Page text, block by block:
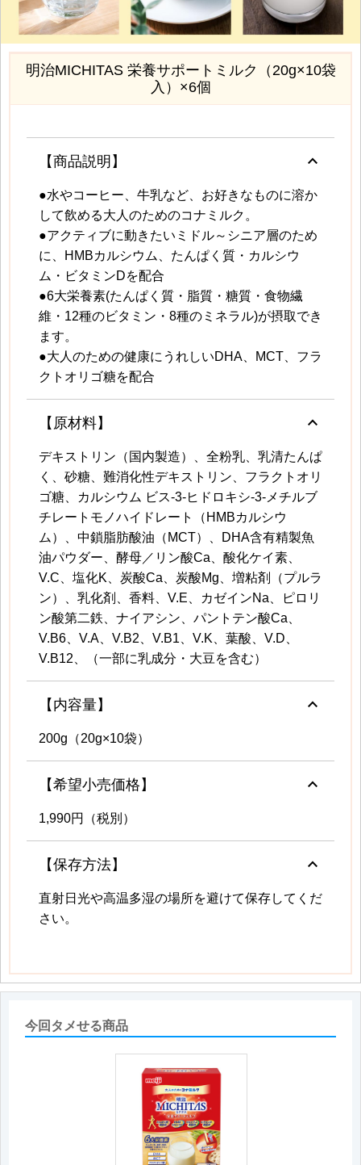
明治MICHITAS 栄養サポートミルク（20g×10袋
入）×6個
【商品説明】 keyboard_arrow_up
●水やコーヒー、牛乳など、お好きなものに溶か
して飲める大人のためのコナミルク。
●アクティブに動きたいミドル～シニア層のため
に、HMBカルシウム、たんぱく質・カルシウ
ム・ビタミンDを配合
●6大栄養素(たんぱく質・脂質・糖質・食物繊
維・12種のビタミン・8種のミネラル)が摂取でき
ます。
●大人のための健康にうれしいDHA、MCT、フラ
クトオリゴ糖を配合
【原材料】 keyboard_arrow_up
デキストリン（国内製造）、全粉乳、乳清たんぱ
く、砂糖、難消化性デキストリン、フラクトオリ
ゴ糖、カルシウム ビス-3-ヒドロキシ-3-メチルブ
チレートモノハイドレート（HMBカルシウ
ム）、中鎖脂肪酸油（MCT）、DHA含有精製魚
油パウダー、酵母／リン酸Ca、酸化ケイ素、
V.C、塩化K、炭酸Ca、炭酸Mg、増粘剤（プルラ
ン）、乳化剤、香料、V.E、カゼインNa、ピロリ
ン酸第二鉄、ナイアシン、パントテン酸Ca、
V.B6、V.A、V.B2、V.B1、V.K、葉酸、V.D、
V.B12、（一部に乳成分・大豆を含む）
【内容量】 keyboard_arrow_up
200g（20g×10袋）
【希望小売価格】 keyboard_arrow_up
1,990円（税別）
【保存方法】 keyboard_arrow_up
直射日光や高温多湿の場所を避けて保存してくだ
さい。
今回タメせる商品